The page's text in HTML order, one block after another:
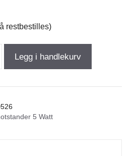
restbestilles)
Resistor
0,36Ω
5%
Legg i handlekurv
5 Watt